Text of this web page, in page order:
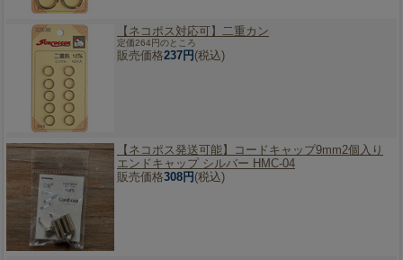
【ネコポス対応可】 二重カン
定価264円のところ
販売価格237円(税込)
【ネコポス発送可能】
コードキャップ9mm2個入り
エンドキャップ シルバー HMC-04
販売価格308円(税込)